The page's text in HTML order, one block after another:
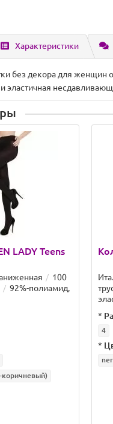
Характеристики
без декора для женщин
эластичная
LADY Teens
100
92%-полиамид,
коричневый)
*
4
*